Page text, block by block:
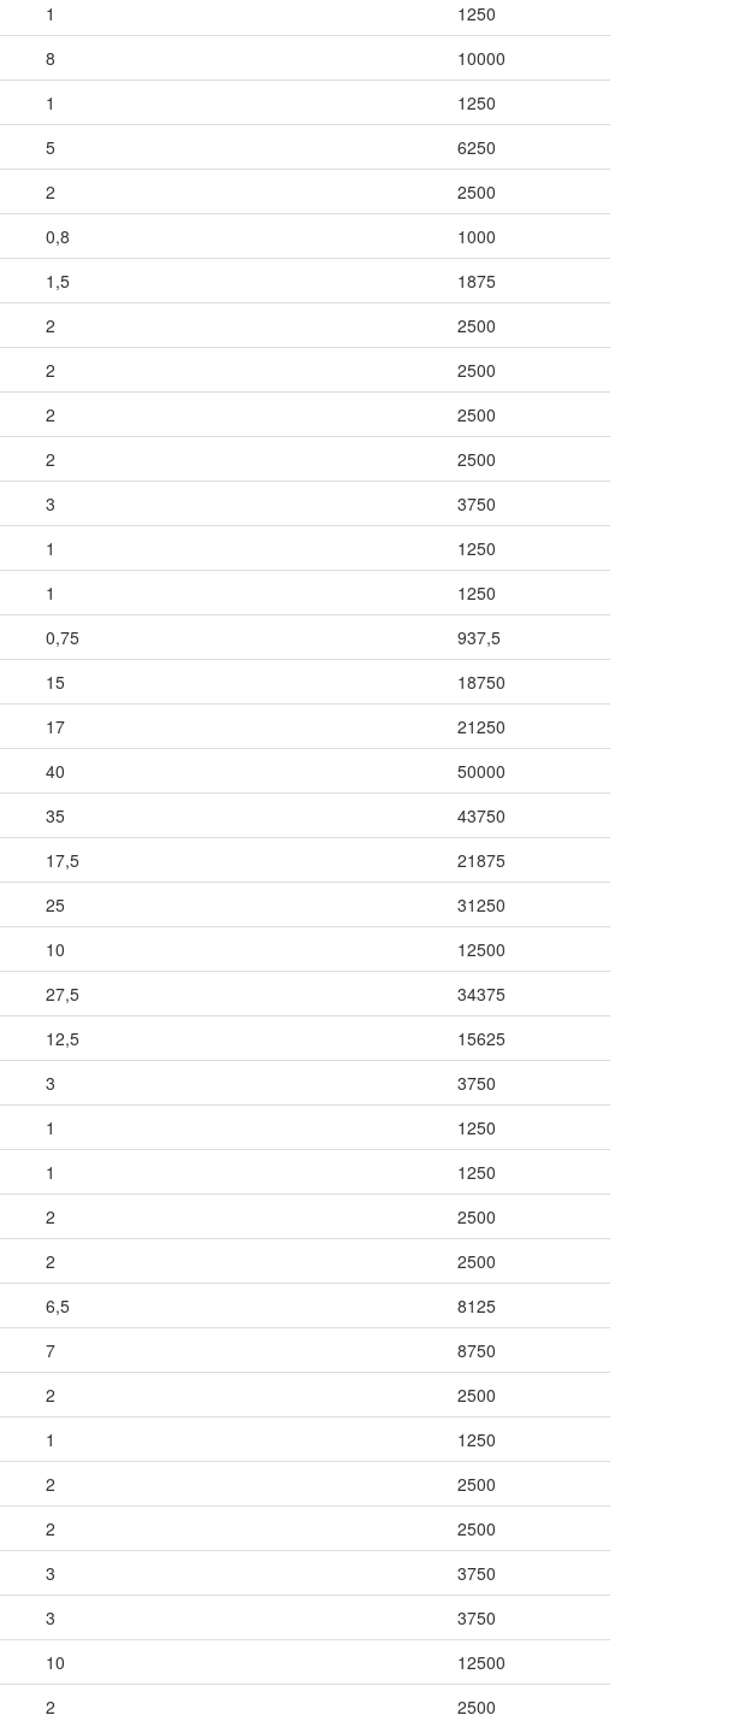
1
1250
8
10000
1
1250
5
6250
2
2500
0,8
1000
1,5
1875
2
2500
2
2500
2
2500
2
2500
3
3750
1
1250
1
1250
0,75
937,5
15
18750
17
21250
40
50000
35
43750
17,5
21875
25
31250
10
12500
27,5
34375
12,5
15625
3
3750
1
1250
1
1250
2
2500
2
2500
6,5
8125
7
8750
2
2500
1
1250
2
2500
2
2500
3
3750
3
3750
10
12500
2
2500